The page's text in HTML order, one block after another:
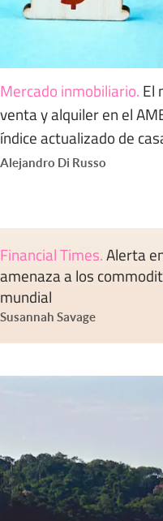
Mercado inmobiliario. El
venta y alquiler en el
índice actualizado de
Alejandro Di Russo
Financial Times.Alerta
amenaza a los
mundial
Susannah Savage